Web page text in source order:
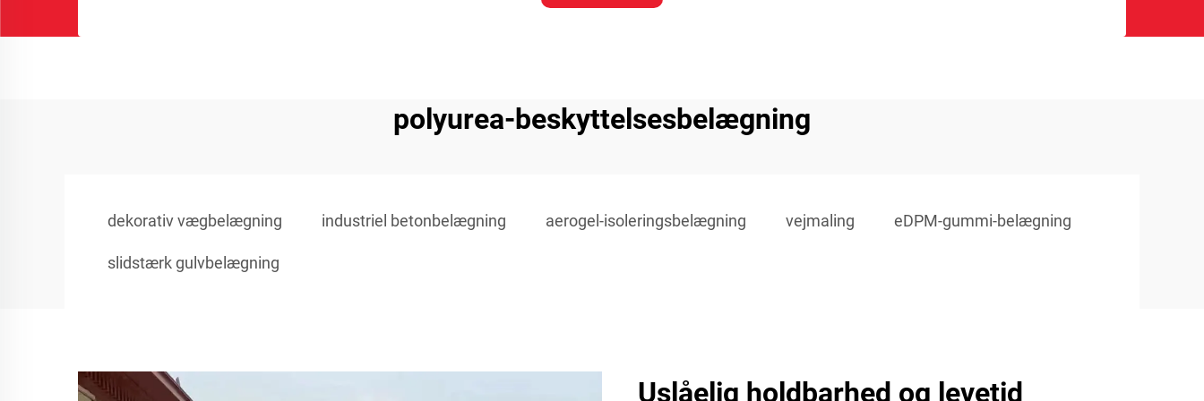
polyurea-beskyttelsesbelægning
dekorativ vægbelægning industriel betonbelægning aerogel-isoleringsbelægning vejmaling eDPM-gummi-belægning
slidstærk gulvbelægning
Uslåelig holdbarhed og levetid